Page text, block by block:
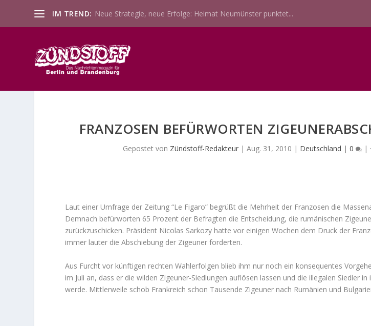
IM TREND: Neue Strategie, neue Erfolge: Heimat Neumünster punktet...
FRANZOSEN BEFÜRWORTEN
Gepostet von Zündstoff-Redakteur |Aug. 31, 2010 | Deutschland |0 |
Laut einer Umfrage der Zeitung “Le Figaro” begrüßt die Mehrheit der Franzosen die
Demnach befürworten 65 Prozent der Befragten die Entscheidung, die rumänischen
zurückzuschicken. Präsident Nicolas Sarkozy hatte vor einigen Wochen dem Druck der
immer lauter die Abschiebung der Zigeuner forderten.
Aus Furcht vor künftigen rechten Wahlerfolgen blieb ihm nur noch ein konsequentes
im Juli an, dass er die wilden Zigeuner-Siedlungen auflösen lassen und die illegalen Siedler
werde. Mittlerweile schob Frankreich schon Tausende Zigeuner nach Rumänien und